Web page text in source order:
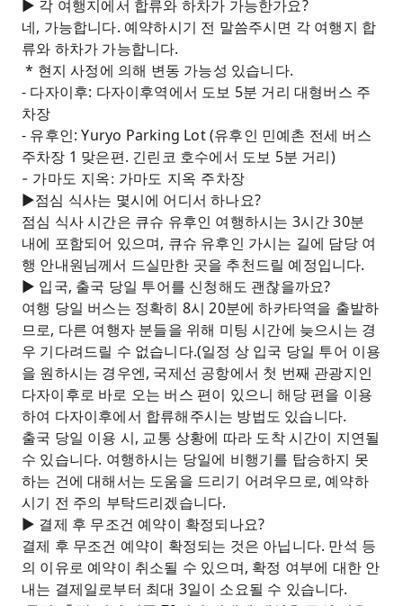
► 각 여행지에서 합류와 하차가 가능한가요?
네, 가능합니다. 예약하시기 전 말씀주시면 각 여행지 합
류와 하차가 가능합니다.
* 현지 사정에 의해 변동 가능성 있습니다.
- 다자이후: 다자이후역에서 도보 5분 거리 대형버스 주
차장
- 유후인: Yuryo Parking Lot (유후인 민예촌 전세 버스
주차장 1 맞은편. 긴린코 호수에서 도보 5분 거리)
- 가마도 지옥: 가마도 지옥 주차장
►점심 식사는 몇시에 어디서 하나요?
점심 식사 시간은 큐슈 유후인 여행하시는 3시간 30분
내에 포함되어 있으며, 큐슈 유후인 가시는 길에 담당 여
행 안내원님께서 드실만한 곳을 추천드릴 예정입니다.
► 입국, 출국 당일 투어를 신청해도 괜찮을까요?
여행 당일 버스는 정확히 8시 20분에 하카타역을 출발하
므로, 다른 여행자 분들을 위해 미팅 시간에 늦으시는 경
우 기다려드릴 수 없습니다.(일정 상 입국 당일 투어 이용
을 원하시는 경우엔, 국제선 공항에서 첫 번째 관광지인
다자이후로 바로 오는 버스 편이 있으니 해당 편을 이용
하여 다자이후에서 합류해주시는 방법도 있습니다.
출국 당일 이용 시, 교통 상황에 따라 도착 시간이 지연될
수 있습니다. 여행하시는 당일에 비행기를 탑승하지 못
하는 건에 대해서는 도움을 드리기 어려우므로, 예약하
시기 전 주의 부탁드리겠습니다.
► 결제 후 무조건 예약이 확정되나요?
결제 후 무조건 예약이 확정되는 것은 아닙니다. 만석 등
의 이유로 예약이 취소될 수 있으며, 확정 여부에 대한 안
내는 결제일로부터 최대 3일이 소요될 수 있습니다.